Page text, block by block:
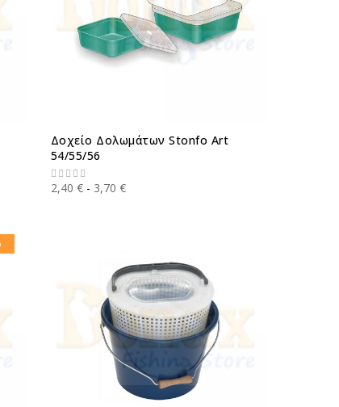
Δοχείο Δολωμάτων Stonfo Art
54/55/56
2,40 € 3,70 €